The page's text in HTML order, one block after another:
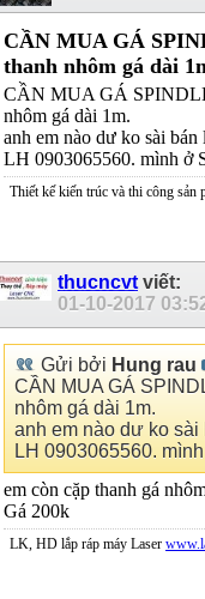
CẦN MUA GÁ
thanh nhôm gá dài
CẦN MUA GÁ
nhôm gá dài 1m.
anh em nào dư ko sài
LH 0903065560. mình ở
Thiết kế kiến trúc và thi công
thucncvt viết:
01-10-2017
Gửi bởi Hung rau
CẦN MUA GÁ
nhôm gá dài 1m.
anh em nào dư ko
LH 0903065560.
em còn cặp thanh gá
Gá 200k
LK, HD lắp ráp máy Laser